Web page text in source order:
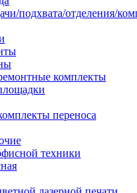
подхвата/отделения/
комплекты
переноса
техники